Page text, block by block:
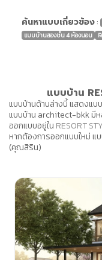
ค้นหาแบบเกี่ยวข้อง:
แบบบ้านสองชั้น 4 ห้องนอน
แบบบ้าน
แบบบ้านด้านล่างนี้ แสดงแบ
แบบบ้าน architect-bkk มีห
ออกแบบอยู่ใน RESORT
หากต้องการออกแบบใหม่ แ
(คุณสิริน)